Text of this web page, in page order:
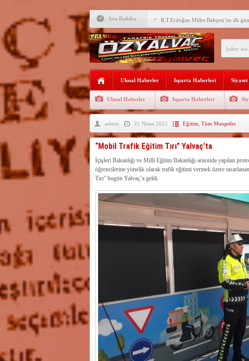
Son Dakika YALVAÇ’TA LGS BAŞARISININ
EĞİTİM KURUMLARI
Fırsatları Avantaja Dönüştürecek Fuar:
TOKİ, Isparta’da 9 Gayrimenkulü Açık
Sunacak
İleği ile Kurusarı arasına sathi
Okullara TYP ile 30 bin güvenlik
Uyaroğlu’nun konukları Özel, Tüfekçi
Bağkonak Muhtarı Başoda’dan masa
açıklama
Ulusal Haberler Isparta Haberleri Siyaset
Ulusal Haberler Isparta Haberleri
admin 21 Nisan 2022 Eğitim Tüm Manşetler
“Mobil Trafik Eğitim Tırı” Yalvaç’ta
İçişleri Bakanlığı ve Milli Eğitim Bakanlığı arasında yapılan
öğrencilerine yönelik olarak trafik eğitimi vermek üzere
Tırı” bugün Yalvaç’a geldi.